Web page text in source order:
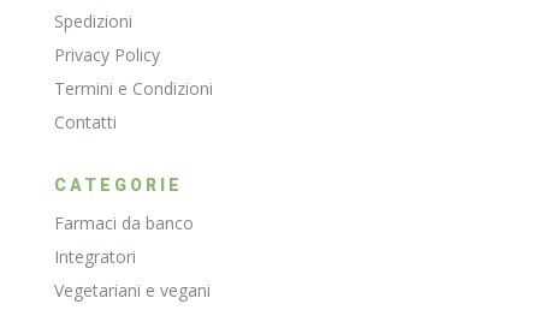
Spedizioni
Privacy Policy
Termini e Condizioni
Contatti
CATEGORIE
Farmaci da banco
Integratori
Vegetariani e vegani